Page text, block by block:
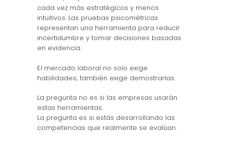
cada vez más estratégicos y menos
intuitivos. Las pruebas psicométricas
representan una herramienta para reducir
incertidumbre y tomar decisiones basadas
en evidencia.
El mercado laboral no solo exige
habilidades; también exige demostrarlas.
La pregunta no es si las empresas usarán
estas herramientas.
La pregunta es si estás desarrollando las
competencias que realmente se evalúan.